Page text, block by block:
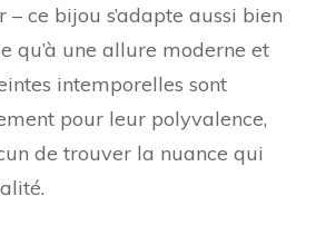
– ce bijou s’adapte aussi bien
qu’à une allure moderne et
intemporelles sont
pour leur polyvalence,
de trouver la nuance qui